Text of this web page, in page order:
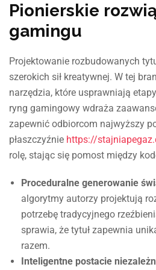
Pionierskie
gamingu
Projektowanie rozbudowanych
szerokich sił kreatywnej. W tej
narzędzia, które usprawniają
ryng gamingowy wdraża
zapewnić odbiorcom najwyższy
płaszczyźnie https://
rolę, stając się pomost między
Proceduralne generowanie
algorytmy autorzy projektują
potrzebę tradycyjnego
sprawia, że tytuł zapewnia
razem.
Inteligentne postacie